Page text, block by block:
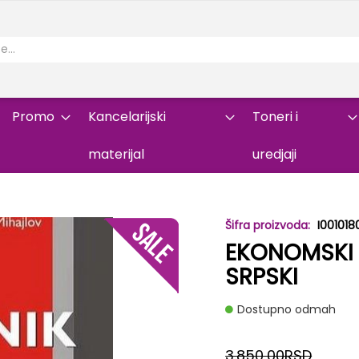
Promo Kancelarijski
materijal
Toneri i
uredjaji
SRPSKI
Dostupno odmah